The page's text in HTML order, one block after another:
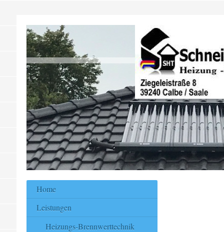
Home
Leistungen
Heizungs-Brennwerttechnik